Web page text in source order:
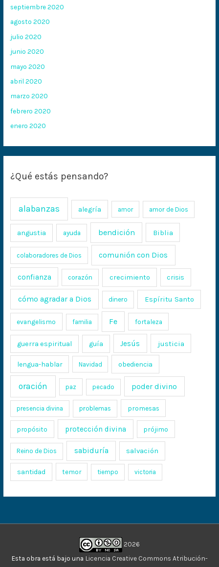
septiembre 2020
agosto 2020
julio 2020
junio 2020
mayo 2020
abril 2020
marzo 2020
febrero 2020
enero 2020
¿Qué estás pensando?
alabanzas alegría amor amor de Dios
angustia ayuda bendición Biblia
colaboradores de Dios comunión con Dios
confianza corazón crecimiento crisis
cómo agradar a Dios dinero Espíritu Santo
evangelismo familia Fe fortaleza
guerra espiritual guía Jesús justicia
lengua-hablar Navidad obediencia
oración paz pecado poder divino
presencia divina problemas promesas
propósito protección divina prójimo
Reino de Dios sabiduría salvación
santidad temor tiempo victoria
2026
Esta obra está bajo una Licencia Creative Commons Atribución-